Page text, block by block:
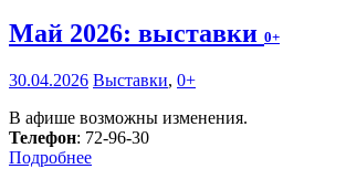
Май 2026: выставки 0+
30.04.2026 Выставки, 0+
В афише возможны изменения.
Телефон: 72-96-30
Подробнее